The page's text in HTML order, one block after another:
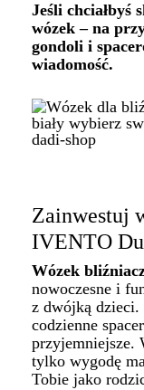
Jeśli chciałbyś
wózek – na
gondoli i
wiadomość.
Zainwestuj
IVENTO
Wózek
nowoczesne i
z dwójką dzieci.
codzienne
przyjemniejsze.
tylko wygodę
Tobie jako